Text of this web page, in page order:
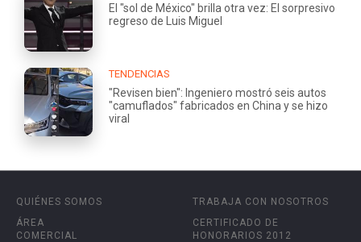
El "sol de México" brilla otra vez: El sorpresivo
regreso de Luis Miguel
TENDENCIAS
"Revisen bien": Ingeniero mostró seis autos
"camuflados" fabricados en China y se hizo
viral
QUIÉNES SOMOS
ÁREA
COMERCIAL
TRABAJA CON NOSOTROS
CERTIFICADO DE
HONORARIOS 2012